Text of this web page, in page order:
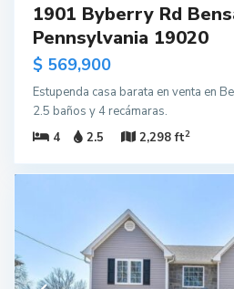
1901 Byberry Rd
Pennsylvania 19020
$ 569,900
Estupenda casa barata en venta en
2.5 baños y 4 recámaras.
4
2.5 2,298 ft2